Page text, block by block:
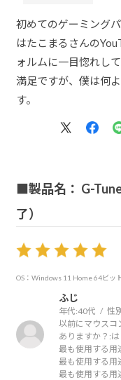
初めてのゲーミング
はたこまるさんの
ォルムに一目惚れし
満足ですが、僕は何
す。
■製品名： G-
了）
OS：Windows 11 Home 64ビッ
ふじ
年代:40代 性
以前にマウスコ
ありますか？:
最も使用する用
最も使用する用
最も使用する用